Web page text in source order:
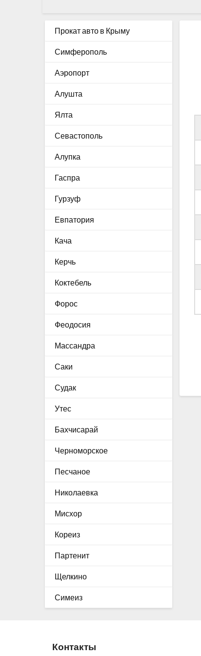
Прокат авто в Крыму
Симферополь
Аэропорт
Алушта
Ялта
Севастополь
Алупка
Гаспра
Гурзуф
Евпатория
Кача
Керчь
Коктебель
Форос
Феодосия
Массандра
Саки
Судак
Утес
Бахчисарай
Черноморское
Песчаное
Николаевка
Мисхор
Кореиз
Партенит
Щелкино
Симеиз
Контакты